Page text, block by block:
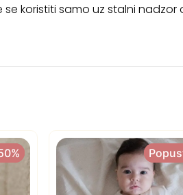
koristiti samo uz stalni